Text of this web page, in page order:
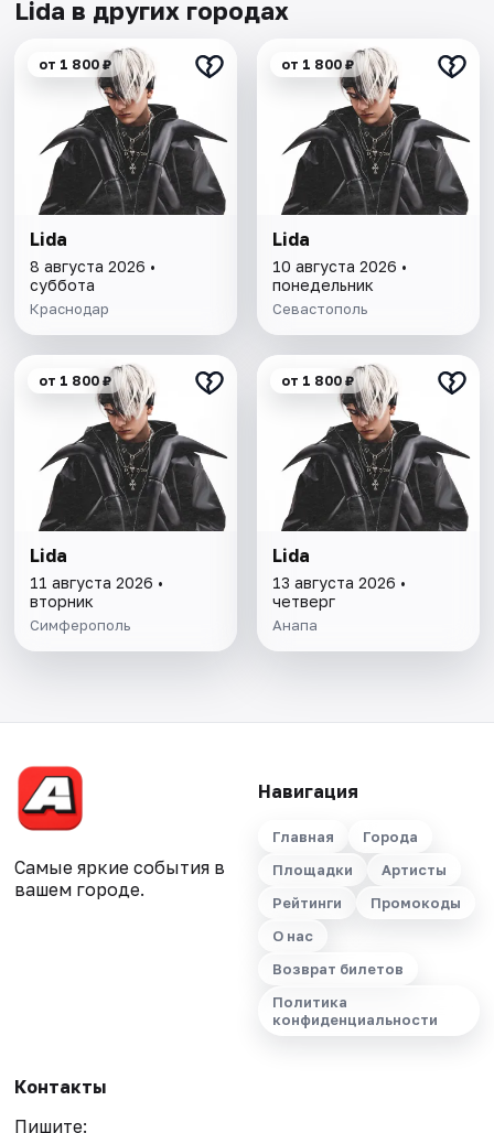
Lida в других городах
от 1 800 ₽
Lida
8 августа 2026 •
суббота
Краснодар
от 1 800 ₽
Lida
10 августа 2026 •
понедельник
Севастополь
от 1 800 ₽
Lida
11 августа 2026 •
вторник
Симферополь
от 1 800 ₽
Lida
13 августа 2026 •
четверг
Анапа
Самые яркие события в
вашем городе.
Навигация
Главная
Города
Площадки
Артисты
Рейтинги
Промокоды
О нас
Возврат билетов
Политика
конфиденциальности
Контакты
Пишите: